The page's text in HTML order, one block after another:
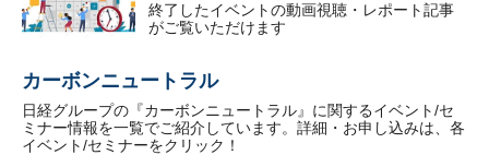
終了したイベントの動画視聴・レポート記事
がご覧いただけます
カーボンニュートラル
日経グループの『カーボンニュートラル』に関するイベント/セ
ミナー情報を一覧でご紹介しています。詳細・お申し込みは、各
イベント/セミナーをクリック！